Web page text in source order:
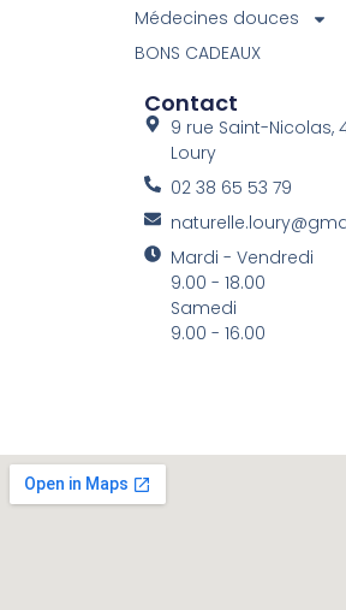
Médecines douces
BONS CADEAUX
Contact
9 rue Saint-Nicolas,
Loury
02 38 65 53 79
Mardi - Vendredi
9.00 - 18.00
Samedi
9.00 - 16.00